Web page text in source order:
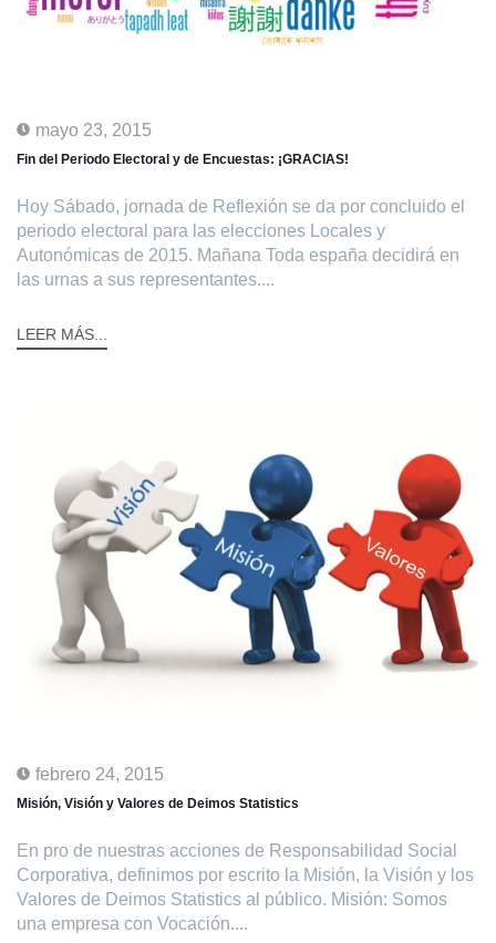
mayo 23, 2015
Fin del Periodo Electoral y de Encuestas: ¡GRACIAS!
Hoy Sábado, jornada de Reflexión se da por concluido el
periodo electoral para las elecciones Locales y
Autonómicas de 2015. Mañana Toda españa decidirá en
las urnas a sus representantes....
LEER MÁS...
febrero 24, 2015
Misión, Visión y Valores de Deimos Statistics
En pro de nuestras acciones de Responsabilidad Social
Corporativa, definimos por escrito la Misión, la Visión y los
Valores de Deimos Statistics al público. Misión: Somos
una empresa con Vocación....